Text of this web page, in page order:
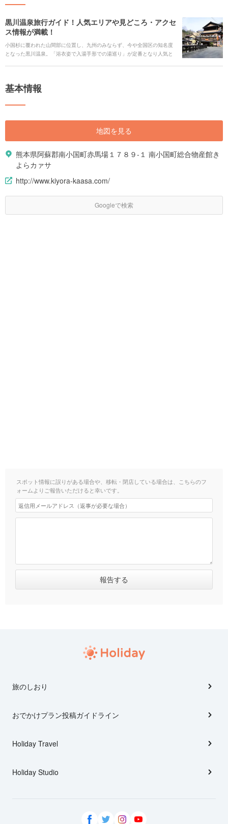
黒川温泉旅行ガイド！人気エリアや見どころ・アクセ
ス情報が満載！
小国杉に覆われた山間部に位置し、九州のみならず、今や全国区の知名度
となった黒川温泉。「浴衣姿で入湯手形での湯巡り」が定番となり人気と
くさんです。マイナスイオンがたっぷりの自然やパワースポット、フォト
基本情報
地図を見る
熊本県阿蘇郡南小国町赤馬場１７８９-１ 南小国町総合物産館き
よらカァサ
http://www.kiyora-kaasa.com/
Googleで検索
スポット情報に誤りがある場合や、移転・閉店している場合は、こちらのフ
ォームよりご報告いただけると幸いです。
旅のしおり
おでかけプラン投稿ガイドライン
Holiday Travel
Holiday Studio